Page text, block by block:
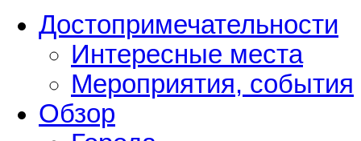
Достопримечательности
Интересные места
Мероприятия, события
Обзор